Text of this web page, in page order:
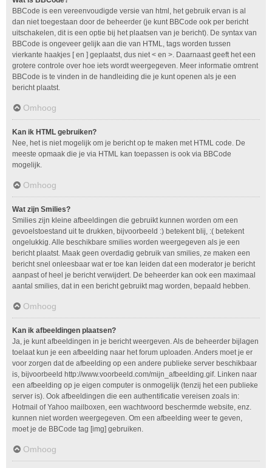
BBCode is een vereenvoudigde versie van html, het gebruik ervan is al
dan niet toegestaan door de beheerder (je kunt BBCode ook per bericht
uitschakelen, dit is een optie bij het plaatsen van je bericht). De syntax van
BBCode is ongeveer gelijk aan die van HTML, tags worden tussen
vierkante haakjes [ en ] geplaatst, dus niet < en >. Daarnaast geeft het een
grotere controle over hoe iets wordt weergegeven. Meer informatie omtrent
BBCode is te vinden in de handleiding die je kunt openen als je een
bericht plaatst.
Omhoog
Kan ik HTML gebruiken?
Nee, het is niet mogelijk om je bericht op te maken met HTML code. De
meeste opmaak die je via HTML kan toepassen is ook via BBCode
mogelijk.
Omhoog
Wat zijn Smilies?
Smilies zijn kleine afbeeldingen die gebruikt kunnen worden om een
gevoelstoestand uit te drukken, bijvoorbeeld :) betekent blij, :( betekent
ongelukkig. Alle beschikbare smilies worden weergegeven als je een
bericht plaatst. Maak geen overdadig gebruik van smilies, ze maken een
bericht snel onleesbaar wat er toe kan leiden dat een moderator je bericht
aanpast of heel je bericht verwijdert. De beheerder kan ook een maximaal
aantal smilies, dat in een bericht gebruikt mag worden, bepaald hebben.
Omhoog
Kan ik afbeeldingen plaatsen?
Ja, je kunt afbeeldingen in je bericht weergeven. Als de beheerder bijlagen
toelaat kun je een afbeelding naar het forum uploaden. Anders moet je er
voor zorgen dat de afbeelding op een andere publieke server beschikbaar
is, bijvoorbeeld http://www.voorbeeld.com/mijn_afbeelding.gif. Linken naar
een afbeelding op je eigen computer is onmogelijk (tenzij het een publieke
server is). Ook afbeeldingen die een authentificatie vereisen zoals in:
Hotmail of Yahoo mailboxen, een wachtwoord beschermde website, enz.
kunnen niet worden weergegeven. Om een afbeelding weer te geven,
moet je de BBCode tag [img] gebruiken.
Omhoog